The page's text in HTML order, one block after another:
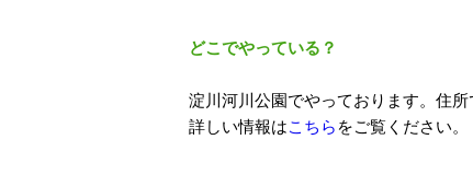
どこでやっている？
淀川河川公園でやっております。住
詳しい情報はこちら をご覧ください。